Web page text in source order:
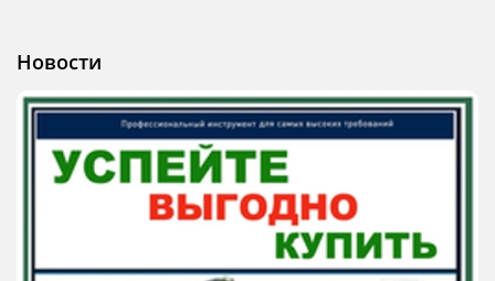
Новости